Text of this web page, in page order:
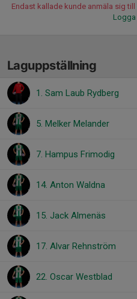
Endast kallade kunde anmäla sig
Logga
Laguppställning
1. Sam Laub Rydberg
5. Melker Melander
7. Hampus Frimodig
14. Anton Waldna
15. Jack Almenäs
17. Alvar Rehnström
22. Oscar Westblad